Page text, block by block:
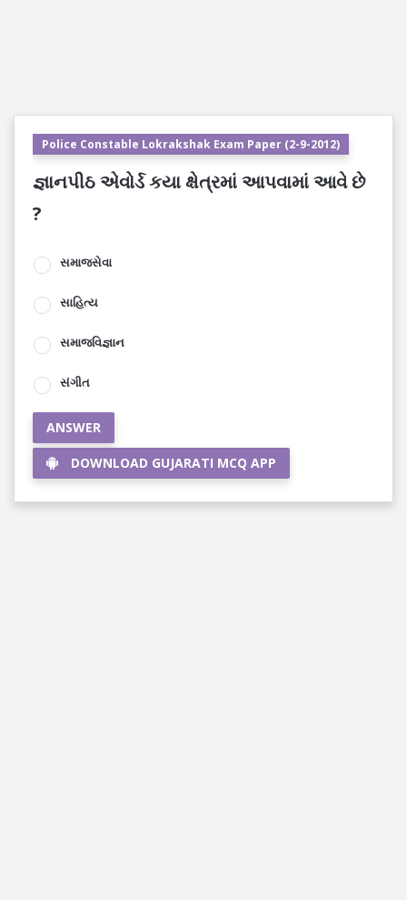
Police Constable Lokrakshak Exam Paper (2-9-2012)
જ્ઞાનપીઠ એવોર્ડ કયા ક્ષેત્રમાં આપવામાં આવે છે
?
સમાજસેવા
સાહિત્ય
સમાજવિજ્ઞાન
સંગીત
ANSWER
DOWNLOAD GUJARATI MCQ APP